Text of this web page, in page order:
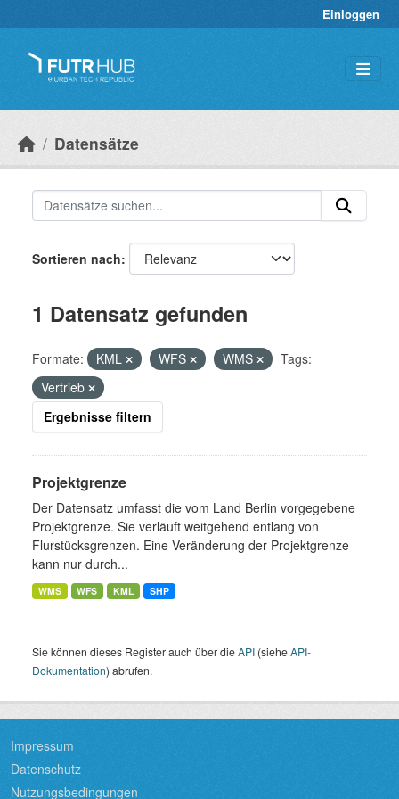
Einloggen
Datensätze
Sortieren nach
1 Datensatz gefunden
Formate: KML WFS WMS
Tags:
Vertrieb
Ergebnisse filtern
Projektgrenze
Der Datensatz umfasst die vom Land Berlin vorgegebene
Projektgrenze. Sie verläuft weitgehend entlang von
Flurstücksgrenzen. Eine Veränderung der Projektgrenze
kann nur durch...
WMS WFS KML SHP
Sie können dieses Register auch über dieAPI (sieheAPI-
Dokumentation) abrufen.
Impressum
Datenschutz
Nutzungsbedingungen